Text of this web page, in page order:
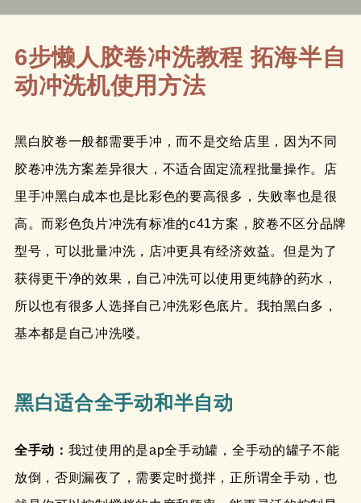
6步懒人胶卷冲洗教程 拓海半自
动冲洗机使用方法
黑白胶卷一般都需要手冲，而不是交给店里，因为不同
胶卷冲洗方案差异很大，不适合固定流程批量操作。店
里手冲黑白成本也是比彩色的要高很多，失败率也是很
高。而彩色负片冲洗有标准的c41方案，胶卷不区分品牌
型号，可以批量冲洗，店冲更具有经济效益。但是为了
获得更干净的效果，自己冲洗可以使用更纯静的药水，
所以也有很多人选择自己冲洗彩色底片。我拍黑白多，
基本都是自己冲洗喽。
黑白适合全手动和半自动
全手动： 我过使用的是ap全手动罐，全手动的罐子不能
放倒，否则漏夜了，需要定时搅拌，正所谓全手动，也